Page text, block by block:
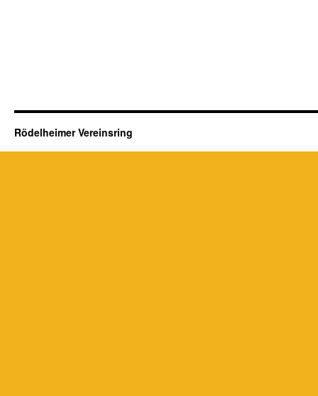
Rödelheimer Vereinsring